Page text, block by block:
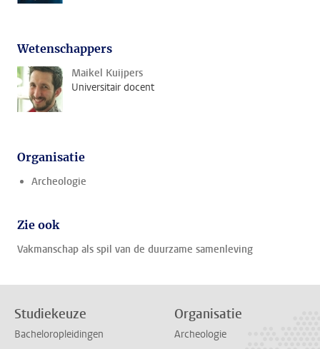
Wetenschappers
Maikel Kuijpers
Universitair docent
Organisatie
Archeologie
Zie ook
Vakmanschap als spil van de duurzame samenleving
Studiekeuze
Bacheloropleidingen
Organisatie
Archeologie